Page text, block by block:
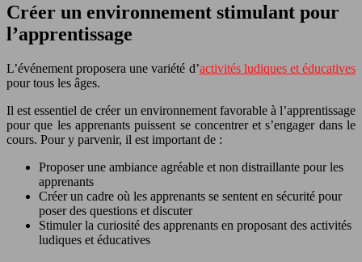
Créer un environnement stimulant pour
l’apprentissage
L’événement proposera une variété d’activités ludiques et éducatives
pour tous les âges.
Il est essentiel de créer un environnement favorable à l’apprentissage
pour que les apprenants puissent se concentrer et s’engager dans le
cours. Pour y parvenir, il est important de :
Proposer une ambiance agréable et non distraillante pour les
apprenants
Créer un cadre où les apprenants se sentent en sécurité pour
poser des questions et discuter
Stimuler la curiosité des apprenants en proposant des activités
ludiques et éducatives